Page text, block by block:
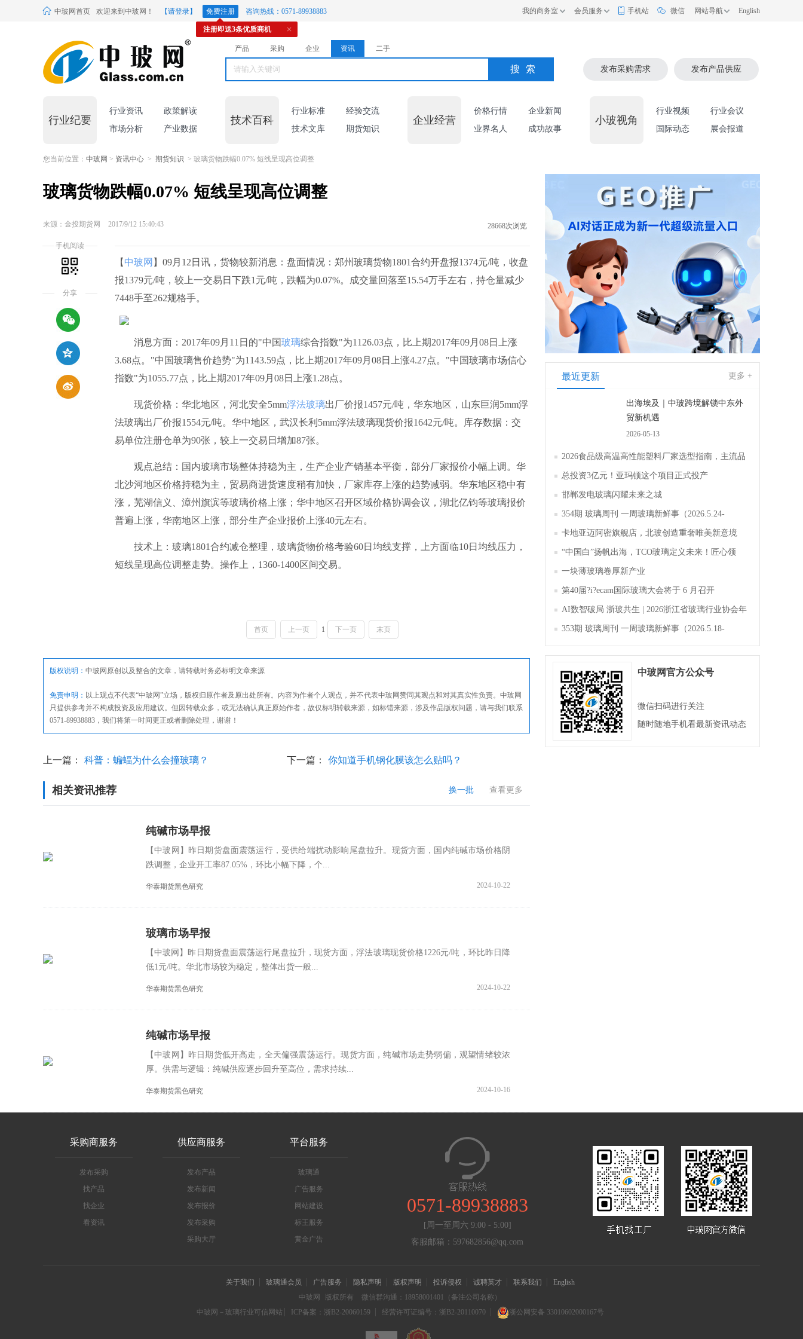
中玻网首页 欢迎来到中玻网！ 【请登录】 免费注册 咨询热线：0571-89938883
注册即送3条优质商机
我的商务室 会员服务 手机站 微信 网站导航 English
产品 采购 企业 资讯 二手
搜索 发布采购需求 发布产品供应
行业纪要
行业资讯
政策解读
市场分析
产业数据
技术百科
行业标准
经验交流
技术文库
期货知识
企业经营
价格行情
企业新闻
业界名人
成功故事
小玻视角
行业视频
行业会议
国际动态
展会报道
您当前位置： 中玻网 > 资讯中心 > 期货知识 > 玻璃货物跌幅0.07% 短线呈现高位调整
最近更新 更多 +
出海埃及｜中玻跨境解锁中东外
贸新机遇
2026-05-13
2026食品级高温高性能塑料厂家选型指南，主流品
牌全面解析评测
总投资3亿元！亚玛顿这个项目正式投产
邯郸发电玻璃闪耀未来之城
354期 玻璃周刊 一周玻璃新鲜事（2026.5.24-
2026.5.30）
卡地亚迈阿密旗舰店，北玻创造重奢唯美新意境
“中国白”扬帆出海，TCO玻璃定义未来！匠心领
航，淄博新材料产业聚势成峰
一块薄玻璃卷厚新产业
第40届?i?ecam国际玻璃大会将于 6 月召开
AI数智破局 浙玻共生 | 2026浙江省玻璃行业协会年
会暨第四届四次会员大会成功举办
353期 玻璃周刊 一周玻璃新鲜事（2026.5.18-
2026.5.23）
中玻网官方公众号
微信扫码进行关注
随时随地手机看最新资讯动态
手机阅读
分享
玻璃货物跌幅0.07% 短线呈现高位调整
来源：金投期货网 2017/9/12 15:40:43 28668次浏览
【 中玻网 】09月12日讯，货物较新消息：盘面情况：郑州玻璃货物1801合约开盘报1374元/吨，收盘
报1379元/吨，较上一交易日下跌1元/吨，跌幅为0.07%。成交量回落至15.54万手左右，持仓量减少
7448手至262规格手。
消息方面：2017年09月11日的"中国玻璃综合指数"为1126.03点，比上期2017年09月08日上涨
3.68点。"中国玻璃售价趋势"为1143.59点，比上期2017年09月08日上涨4.27点。"中国玻璃市场信心
指数"为1055.77点，比上期2017年09月08日上涨1.28点。
现货价格：华北地区，河北安全5mm浮法玻璃出厂价报1457元/吨，华东地区，山东巨润5mm浮
法玻璃出厂价报1554元/吨。华中地区，武汉长利5mm浮法玻璃现货价报1642元/吨。库存数据：交
易单位注册仓单为90张，较上一交易日增加87张。
观点总结：国内玻璃市场整体持稳为主，生产企业产销基本平衡，部分厂家报价小幅上调。华
北沙河地区价格持稳为主，贸易商进货速度稍有加快，厂家库存上涨的趋势减弱。华东地区稳中有
涨，芜湖信义、漳州旗滨等玻璃价格上涨；华中地区召开区域价格协调会议，湖北亿钧等玻璃报价
普遍上涨，华南地区上涨，部分生产企业报价上涨40元左右。
技术上：玻璃1801合约减仓整理，玻璃货物价格考验60日均线支撑，上方面临10日均线压力，
短线呈现高位调整走势。操作上，1360-1400区间交易。
首页 上一页 1 下一页 末页
版权说明： 中玻网原创以及整合的文章，请转载时务必标明文章来源
免责申明： 以上观点不代表“中玻网”立场，版权归原作者及原出处所有。内容为作者个人观点，并不代表中玻网赞同其观点和对其真实性负责。中玻网
只提供参考并不构成投资及应用建议。但因转载众多，或无法确认真正原始作者，故仅标明转载来源，如标错来源，涉及作品版权问题，请与我们联系
0571-89938883，我们将第一时间更正或者删除处理，谢谢！
上一篇： 科普：蝙蝠为什么会撞玻璃？ 下一篇： 你知道手机钢化膜该怎么贴吗？
相关资讯推荐 查看更多
换一批
纯碱市场早报
【中玻网】昨日期货盘面震荡运行，受供给端扰动影响尾盘拉升。现货方面，国内纯碱市场价格阴
跌调整，企业开工率87.05%，环比小幅下降，个...
华泰期货黑色研究 2024-10-22
玻璃市场早报
【中玻网】昨日期货盘面震荡运行尾盘拉升，现货方面，浮法玻璃现货价格1226元/吨，环比昨日降
低1元/吨。华北市场较为稳定，整体出货一般...
华泰期货黑色研究 2024-10-22
纯碱市场早报
【中玻网】昨日期货低开高走，全天偏强震荡运行。现货方面，纯碱市场走势弱偏，观望情绪较浓
厚。供需与逻辑：纯碱供应逐步回升至高位，需求持续...
华泰期货黑色研究 2024-10-16
采购商服务
发布采购
找产品
找企业
看资讯
供应商服务
发布产品
发布新闻
发布报价
发布采购
采购大厅
平台服务
玻璃通
广告服务
网站建设
标王服务
黄金广告
0571-89938883
[周一至周六 9:00 - 5:00]
客服邮箱：597682856@qq.com
关于我们 玻璃通会员 广告服务 隐私声明 版权声明 投诉侵权 诚聘英才 联系我们
English
中玻网
版权所有
微信群沟通：18958001401（备注公司名称）
中玻网－玻璃行业可信网站
ICP备案：浙B2-20060159 经营许可证编号：浙B2-20110070 浙公网安备 33010602000167号